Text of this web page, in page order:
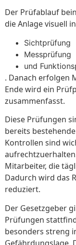
Der Prüfablauf
die Anlage visuell
Sichtprüfung
Messprüfung
und
. Danach erfolgen
Ende wird ein
zusammenfasst.
Diese Prüfungen
bereits
Kontrollen sind
Mitarbeiter, die
Dadurch wird das
reduziert.
Der Gesetzgeber
Prüfungen
besonders streng
Gefährdungslage.